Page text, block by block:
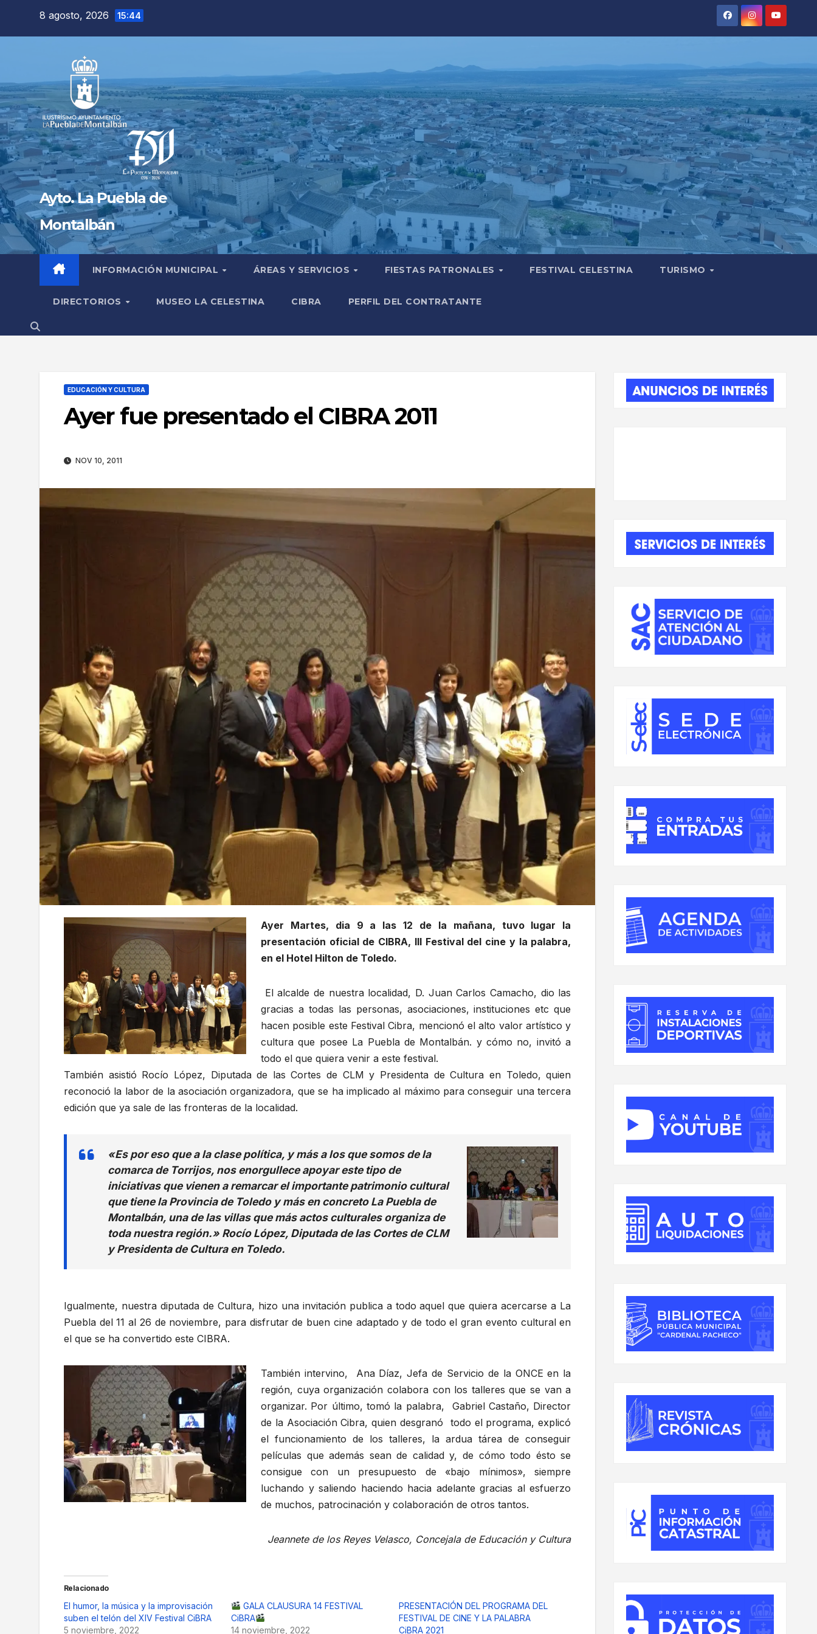
8 agosto, 2026 15:44
Ayto. La Puebla de
Montalbán
INFORMACIÓN MUNICIPAL ÁREAS Y SERVICIOS FIESTAS PATRONALES FESTIVAL CELESTINA TURISMO
DIRECTORIOS MUSEO LA CELESTINA CIBRA PERFIL DEL CONTRATANTE
EDUCACIÓN Y CULTURA
Ayer fue presentado el CIBRA 2011
NOV 10, 2011
Ayer Martes, dia 9 a las 12 de la mañana, tuvo lugar la
presentación oficial de CIBRA, III Festival del cine y la palabra,
en el Hotel Hilton de Toledo.
El alcalde de nuestra localidad, D. Juan Carlos Camacho, dio las
gracias a todas las personas, asociaciones, instituciones etc que
hacen posible este Festival Cibra, mencionó el alto valor artístico y
cultura que posee La Puebla de Montalbán. y cómo no, invitó a
todo el que quiera venir a este festival.
También asistió Rocío López, Diputada de las Cortes de CLM y Presidenta de Cultura en Toledo, quien
reconoció la labor de la asociación organizadora, que se ha implicado al máximo para conseguir una tercera
edición que ya sale de las fronteras de la localidad.
«Es por eso que a la clase política, y más a los que somos de la
comarca de Torrijos, nos enorgullece apoyar este tipo de
iniciativas que vienen a remarcar el importante patrimonio cultural
que tiene la Provincia de Toledo y más en concreto La Puebla de
Montalbán, una de las villas que más actos culturales organiza de
toda nuestra región.» Rocío López, Diputada de las Cortes de CLM
y Presidenta de Cultura en Toledo.
Igualmente, nuestra diputada de Cultura, hizo una invitación publica a todo aquel que quiera acercarse a La
Puebla del 11 al 26 de noviembre, para disfrutar de buen cine adaptado y de todo el gran evento cultural en
el que se ha convertido este CIBRA.
También intervino, Ana Díaz, Jefa de Servicio de la ONCE en la
región, cuya organización colabora con los talleres que se van a
organizar. Por último, tomó la palabra, Gabriel Castaño, Director
de la Asociación Cibra, quien desgranó todo el programa, explicó
el funcionamiento de los talleres, la ardua tárea de conseguir
películas que además sean de calidad y, de cómo todo ésto se
consigue con un presupuesto de «bajo mínimos», siempre
luchando y saliendo haciendo hacia adelante gracias al esfuerzo
de muchos, patrocinación y colaboración de otros tantos.
Jeannete de los Reyes Velasco, Concejala de Educación y Cultura
Relacionado
El humor, la música y la improvisación
suben el telón del XIV Festival CiBRA
5 noviembre, 2022
GALA CLAUSURA 14 FESTIVAL
CiBRA
14 noviembre, 2022
PRESENTACIÓN DEL PROGRAMA DEL
FESTIVAL DE CINE Y LA PALABRA
CiBRA 2021